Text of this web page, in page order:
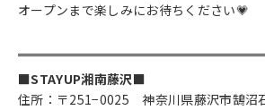
オープンまで楽しみにお待ちください💗
■STAYUP湘南藤沢■
住所：〒251−0025 神奈川県藤沢市鵠沼